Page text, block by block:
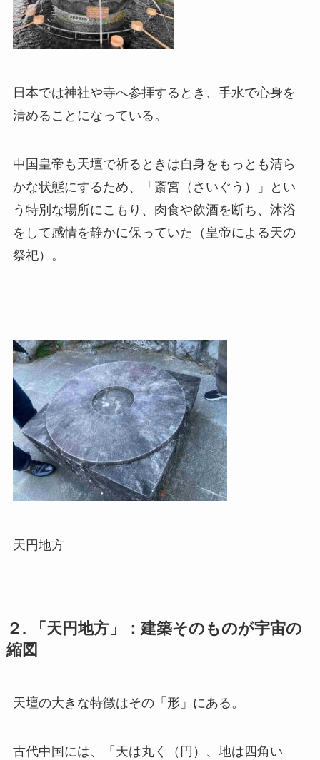
日本では神社や寺へ参拝するとき、手水で心身を
清めることになっている。
中国皇帝も天壇で祈るときは自身をもっとも清ら
かな状態にするため、「斎宮（さいぐう）」とい
う特別な場所にこもり、肉食や飲酒を断ち、沐浴
をして感情を静かに保っていた（皇帝による天の
祭祀）。
天円地方
２. 「天円地方」：建築そのものが宇宙の
縮図
天壇の大きな特徴はその「形」にある。
古代中国には、「天は丸く（円）、地は四角い